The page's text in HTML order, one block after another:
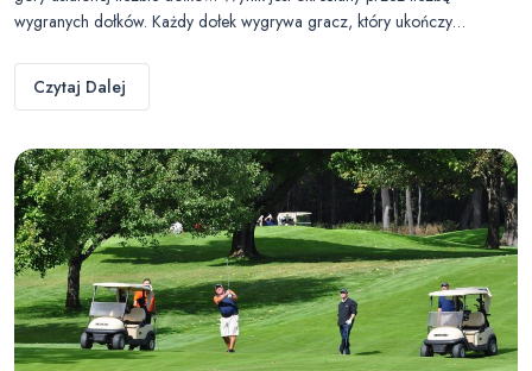
wygranych dołków. Każdy dołek wygrywa gracz, który ukończy…
Czytaj Dalej